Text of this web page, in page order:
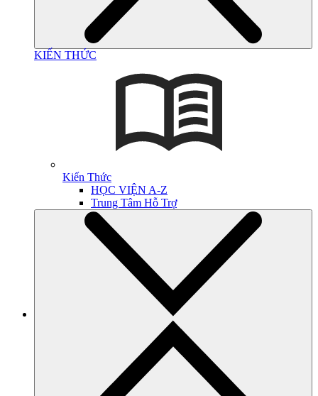
KIẾN THỨC
Kiến Thức
HỌC VIỆN A-Z
Trung Tâm Hỗ Trợ